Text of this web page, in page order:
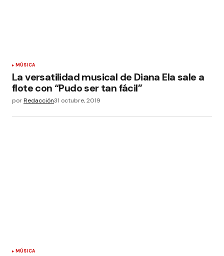
MÚSICA
La versatilidad musical de Diana Ela sale a
flote con “Pudo ser tan fácil”
porRedacción31 octubre, 2019
MÚSICA